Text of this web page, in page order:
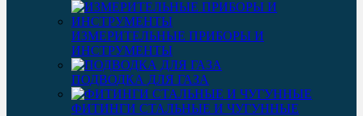
ИЗМЕРИТЕЛЬНЫЕ ПРИБОРЫ И
ИНСТРУМЕНТЫ
ПОДВОДКА ДЛЯ ГАЗА
ФИТИНГИ СТАЛЬНЫЕ И ЧУГУННЫЕ